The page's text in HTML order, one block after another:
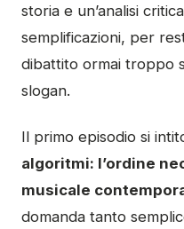
storia e un’analisi
semplificazioni, per
dibattito ormai troppo
slogan.
Il primo episodio si
algoritmi: l’ordine
musicale
domanda tanto